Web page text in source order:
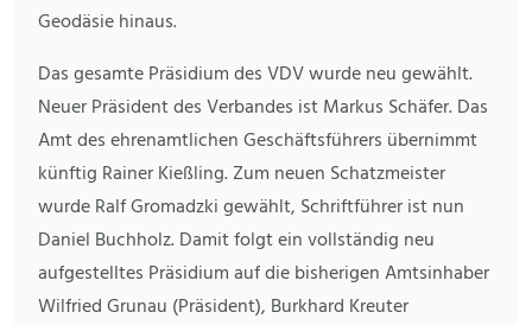
Geodäsie hinaus.
Das gesamte Präsidium des VDV wurde neu gewählt.
Neuer Präsident des Verbandes ist Markus Schäfer. Das
Amt des ehrenamtlichen Geschäftsführers übernimmt
künftig Rainer Kießling. Zum neuen Schatzmeister
wurde Ralf Gromadzki gewählt, Schriftführer ist nun
Daniel Buchholz. Damit folgt ein vollständig neu
aufgestelltes Präsidium auf die bisherigen Amtsinhaber
Wilfried Grunau (Präsident), Burkhard Kreuter